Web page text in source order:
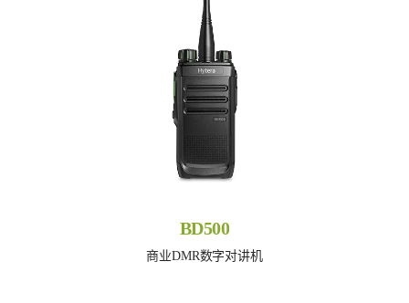
BD500
商业DMR数字对讲机